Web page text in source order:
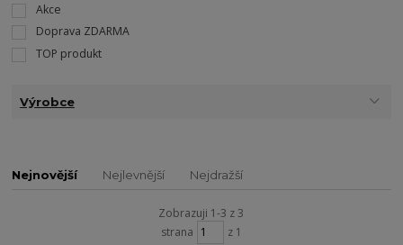
Akce
Doprava ZDARMA
TOP produkt
Výrobce
Nejnovější Nejlevnější Nejdražší
Zobrazuji 1-3 z 3
strana
z 1